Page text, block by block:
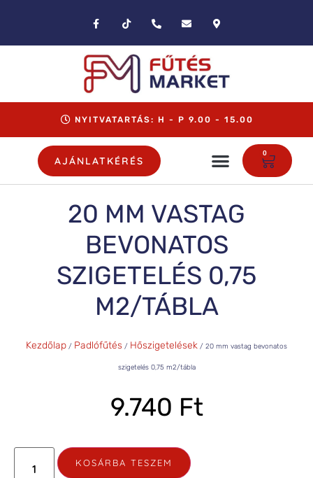
NYITVATARTÁS: H - P 9.00 - 15.00
AJÁNLATKÉRÉS
0
20 MM VASTAG
BEVONATOS
SZIGETELÉS 0,75
M2/TÁBLA
Kezdőlap / Padlófűtés / Hőszigetelések / 20 mm vastag bevonatos
szigetelés 0,75 m2/tábla
9.740 Ft
KOSÁRBA TESZEM